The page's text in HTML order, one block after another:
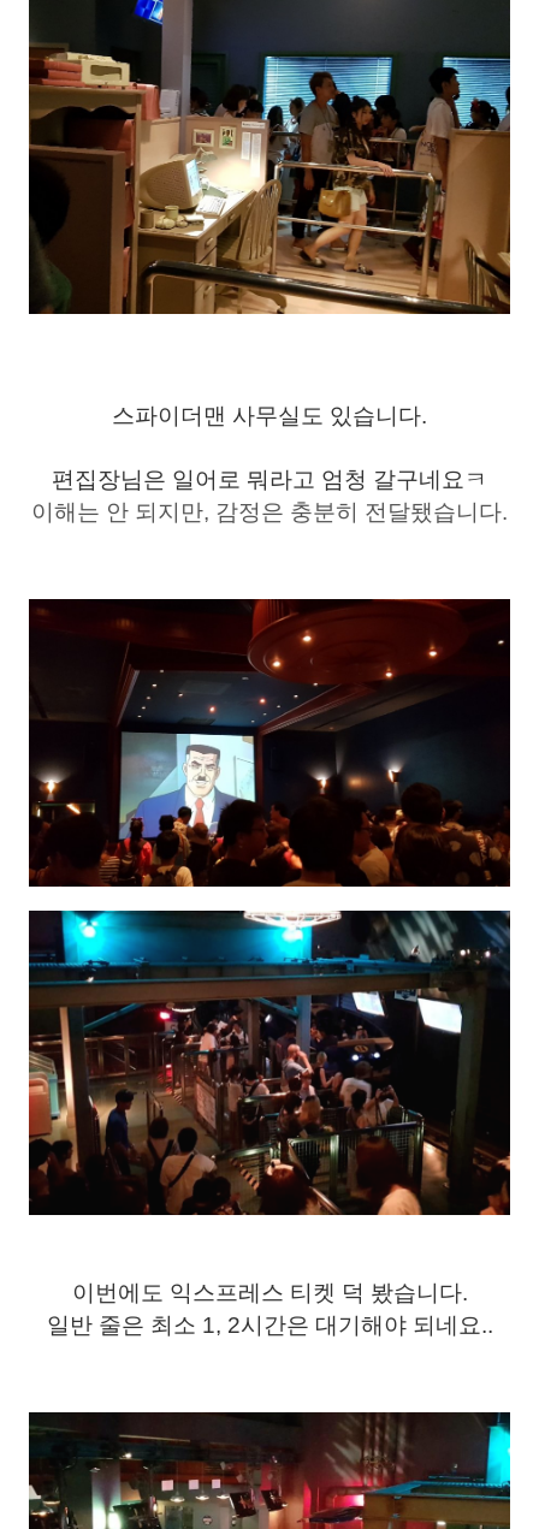
스파이더맨 사무실도 있습니다.
편집장님은 일어로 뭐라고 엄청 갈구네요ㅋ
이해는 안 되지만, 감정은 충분히 전달됐습니다.
이번에도 익스프레스 티켓 덕 봤습니다.
일반 줄은 최소 1, 2시간은 대기해야 되네요..